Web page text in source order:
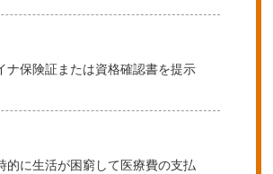
保険証または資格確認書を提示
に生活が困窮して医療費の支払